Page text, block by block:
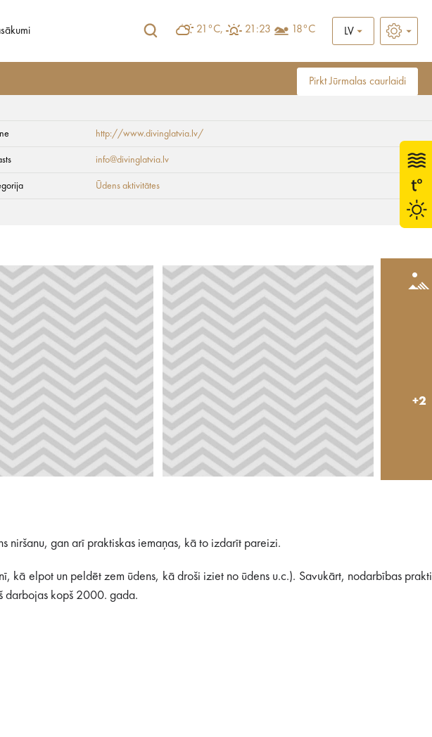
21°C, 21:23 18°C LV
Pirkt Jūrmalas caurlaidi
http://www.divinglatvia.lv/
info@divinglatvia.lv
Ūdens aktivitātes
+2
niršanu, gan arī praktiskas iemaņas, kā to izdarīt pareizi.
kā elpot un peldēt zem ūdens, kā droši iziet no ūdens u.c.). Savukārt, nodarbības
darbojas kopš 2000. gada.